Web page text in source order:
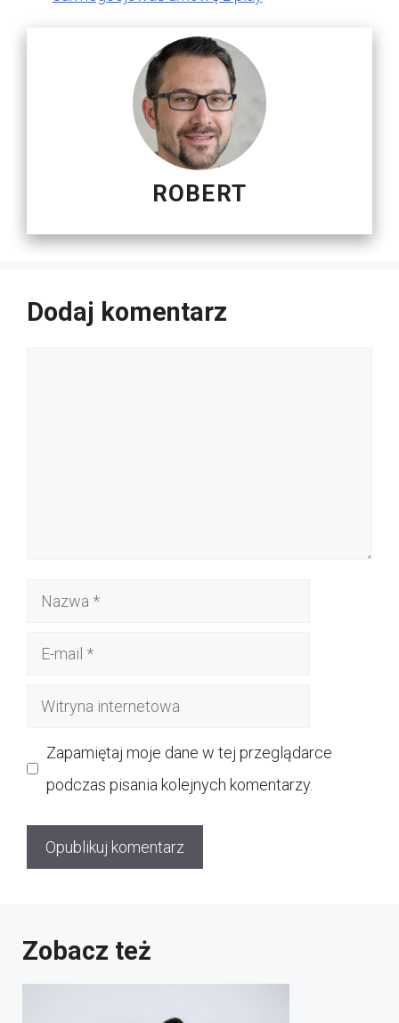
ROBERT
Dodaj komentarz
Nazwa
Witryna
Zapamiętaj moje dane w tej przeglądarce
podczas pisania kolejnych komentarzy.
Zobacz też